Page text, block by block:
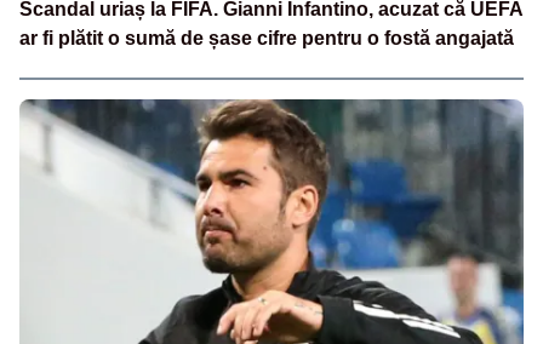
Scandal uriaș la FIFA. Gianni Infantino, acuzat că UEFA
ar fi plătit o sumă de șase cifre pentru o fostă angajată